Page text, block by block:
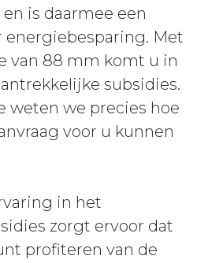
en is daarmee een
energiebesparing. Met
van 88 mm komt u in
subsidies.
weten we precies hoe
voor u kunnen
in het
zorgt ervoor dat
profiteren van de